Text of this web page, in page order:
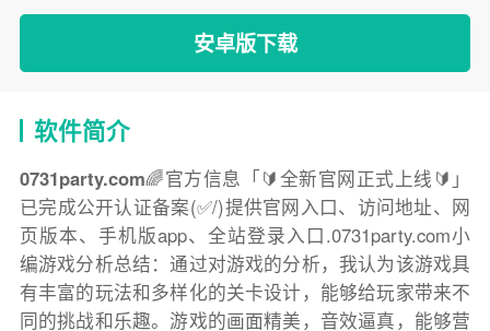
安卓版下载
软件简介
0731party.com🌈官方信息「🔰全新官网正式上线🔰」
已完成公开认证备案(✅/)提供官网入口、访问地址、网
页版本、手机版app、全站登录入口.0731party.com小
编游戏分析总结：通过对游戏的分析，我认为该游戏具
有丰富的玩法和多样化的关卡设计，能够给玩家带来不
同的挑战和乐趣。游戏的画面精美，音效逼真，能够营